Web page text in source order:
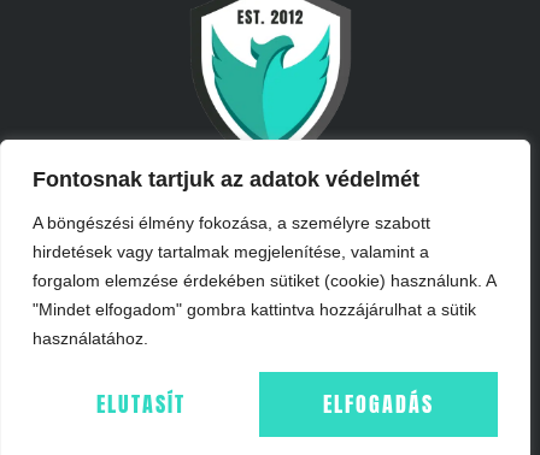
Fontosnak tartjuk az adatok védelmét
A böngészési élmény fokozása, a személyre szabott
hirdetések vagy tartalmak megjelenítése, valamint a
forgalom elemzése érdekében sütiket (cookie) használunk. A
"Mindet elfogadom" gombra kattintva hozzájárulhat a sütik
használatához.
ELUTASÍT ELFOGADÁS
INFORMÁCIÓK
ÁSZF
ADATKEZELÉS - GDPR